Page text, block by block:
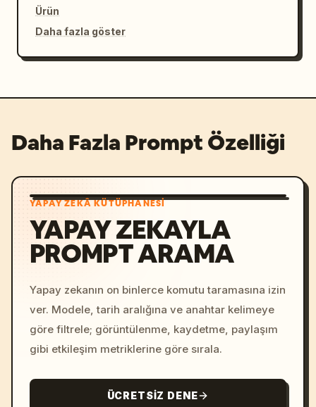
Ürün
Daha fazla göster
Daha Fazla Prompt Özelliği
YAPAY ZEKÂ KÜTÜPHANESI
YAPAY ZEKAYLA
PROMPT ARAMA
Yapay zekanın on binlerce komutu taramasına izin
ver. Modele, tarih aralığına ve anahtar kelimeye
göre filtrele; görüntülenme, kaydetme, paylaşım
gibi etkileşim metriklerine göre sırala.
ÜCRETSIZ DENE